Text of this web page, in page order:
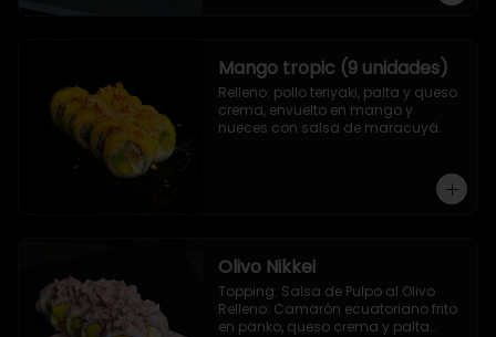
Mango tropic (9 unidades)
Relleno: pollo teriyaki, palta y queso
crema, envuelto en mango y
nueces con salsa de maracuyá.
Olivo Nikkei
Topping: Salsa de Pulpo al Olivo
Relleno: Camarón ecuatoriano frito
en panko, queso crema y palta